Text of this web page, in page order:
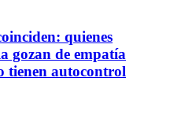
quienes
gozan de empatía
tienen autocontrol